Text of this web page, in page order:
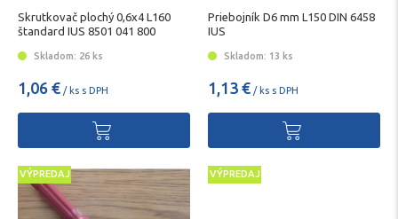
Skrutkovač plochý 0,6x4 L160
štandard IUS 8501 041 800
Skladom: 26 ks
1,06 € / ks s DPH
Priebojník D6 mm L150 DIN 6458
IUS
Skladom: 13 ks
1,13 € / ks s DPH
VÝPREDAJ VÝPREDAJ